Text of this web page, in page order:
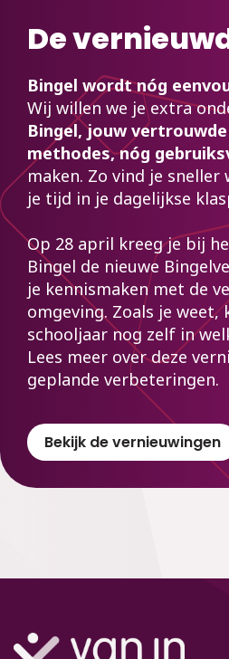
De
Bingel wordt nóg
Wij willen we je extra
Bingel, jouw
methodes, nóg
maken. Zo vind je sneller
je tijd in je dagelijkse
Op 28 april kreeg je bij
Bingel de nieuwe
je kennismaken met de
omgeving. Zoals je weet,
schooljaar nog zelf in
Lees meer over deze
geplande verbeteringen.
Bekijk de vernieuwingen